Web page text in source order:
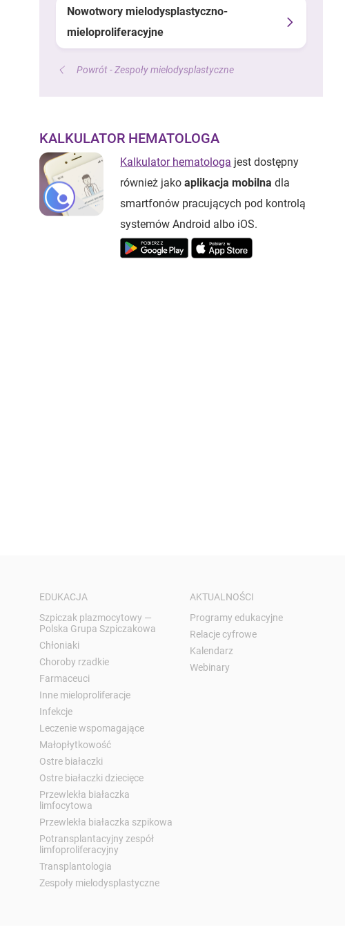
Nowotwory mielodysplastyczno-
mieloproliferacyjne
Powrót - Zespoły mielodysplastyczne
KALKULATOR HEMATOLOGA
Kalkulator hematologa jest dostępny
również jakoaplikacja mobilna dla
smartfonów pracujących pod kontrolą
systemów Android albo iOS.
EDUKACJA
Szpiczak plazmocytowy —
Polska Grupa Szpiczakowa
Chłoniaki
Choroby rzadkie
Farmaceuci
Inne mieloproliferacje
Infekcje
Leczenie wspomagające
Małopłytkowość
Ostre białaczki
Ostre białaczki dziecięce
Przewlekła białaczka
limfocytowa
Przewlekła białaczka szpikowa
Potransplantacyjny zespół
limfoproliferacyjny
Transplantologia
Zespoły mielodysplastyczne
AKTUALNOŚCI
Programy edukacyjne
Relacje cyfrowe
Kalendarz
Webinary